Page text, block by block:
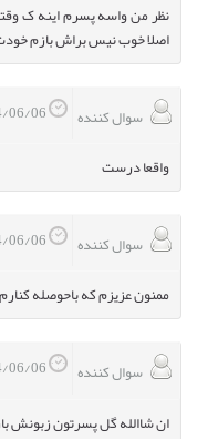
نظر من واسه پسرم اینه ک
اصلا خوب نیس براش بازم
سوال کننده
واقعا درست
سوال کننده
ممنون عزیزم که باحوصله
سوال کننده
ان شاالله گل پسرتون زبونش